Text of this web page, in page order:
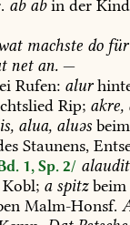
ababin der
machste dofür
netan. —
Rufen: alur
Rip; akre,
alua, aluəs beim
Staunens,
1, Sp. 2/
Kobl; aspitzbeim
Malm-Honsf.